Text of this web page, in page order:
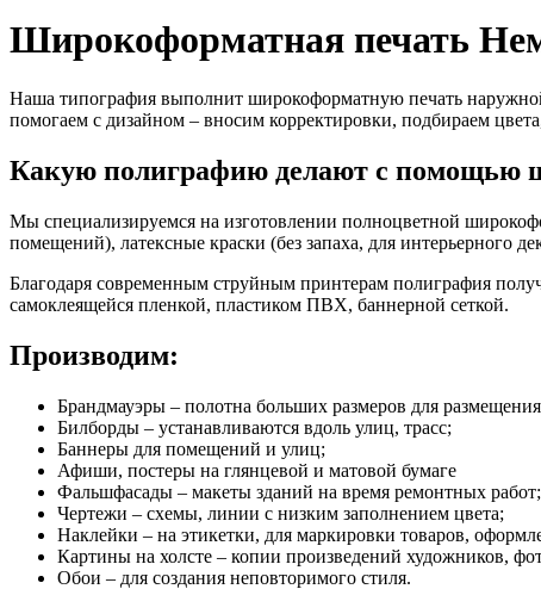
Широкоформатная печать
Наша типография выполнит широкоформатную печать
помогаем с дизайном – вносим корректировки, подбираем
Какую полиграфию делают с помощью
Мы специализируемся на изготовлении полноцветной
помещений), латексные краски (без запаха, для
Благодаря современным струйным принтерам полиграфия
самоклеящейся пленкой, пластиком ПВХ, баннерной сеткой.
Производим:
Брандмауэры – полотна больших размеров для
Билборды – устанавливаются вдоль улиц, трасс;
Баннеры для помещений и улиц;
Афиши, постеры на глянцевой и матовой бумаге
Фальшфасады – макеты зданий на время ремонтных работ;
Чертежи – схемы, линии с низким заполнением цвета;
Наклейки – на этикетки, для маркировки товаров,
Картины на холсте – копии произведений художников,
Обои – для создания неповторимого стиля.